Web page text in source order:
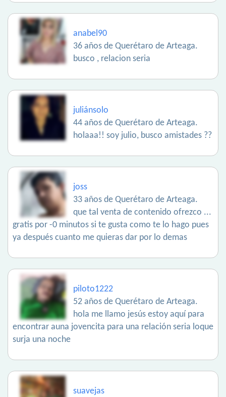
anabel90
36 años de Querétaro de Arteaga.
busco , relacion seria
juliánsolo
44 años de Querétaro de Arteaga.
holaaa!! soy julio, busco amistades ??
joss
33 años de Querétaro de Arteaga.
que tal venta de contenido ofrezco ...
gratis por -0 minutos si te gusta como te lo hago pues
ya después cuanto me quieras dar por lo demas
piloto1222
52 años de Querétaro de Arteaga.
hola me llamo jesús estoy aquí para
encontrar auna jovencita para una relación seria loque
surja una noche
suavejas